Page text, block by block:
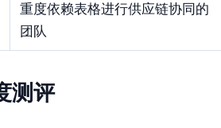
重度依赖表格进行供应链协同的
团队
测评